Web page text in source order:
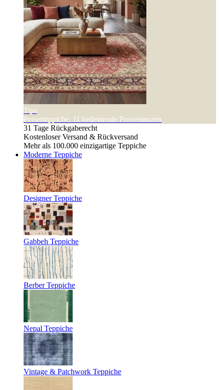
Tips
Perserteppiche: 11 bedeutende Provenienzen
31 Tage Rückgaberecht
Kostenloser Versand & Rückversand
Mehr als 100.000 einzigartige Teppiche
Moderne Teppiche
Designer Teppiche
Gabbeh Teppiche
Berber Teppiche
Nepal Teppiche
Vintage & Patchwork Teppiche